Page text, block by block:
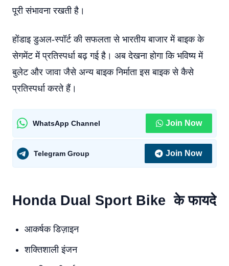
पूरी संभावना रखती है।
होंडाइ डुअल-स्पॉर्ट की सफलता से भारतीय बाजार में बाइक के
सेगमेंट में प्रतिस्पर्धा बढ़ गई है। अब देखना होगा कि भविष्य में
बुलेट और जावा जैसे अन्य बाइक निर्माता इस बाइक से कैसे
प्रतिस्पर्धा करते हैं।
WhatsApp Channel Join Now
Telegram Group Join Now
Honda Dual Sport Bike के फायदे
आकर्षक डिज़ाइन
शक्तिशाली इंजन